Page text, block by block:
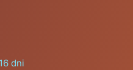
dni